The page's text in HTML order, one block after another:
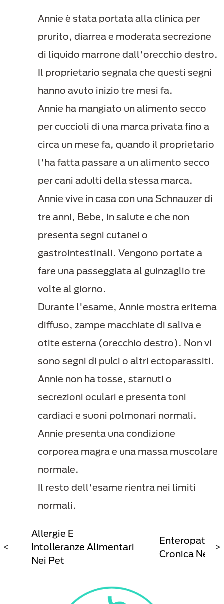
Annie è stata portata alla clinica per
prurito, diarrea e moderata secrezione
di liquido marrone dall'orecchio destro.
Il proprietario segnala che questi segni
hanno avuto inizio tre mesi fa.
Annie ha mangiato un alimento secco
per cuccioli di una marca privata fino a
circa un mese fa, quando il proprietario
l'ha fatta passare a un alimento secco
per cani adulti della stessa marca.
Annie vive in casa con una Schnauzer di
tre anni, Bebe, in salute e che non
presenta segni cutanei o
gastrointestinali. Vengono portate a
fare una passeggiata al guinzaglio tre
volte al giorno.
Durante l'esame, Annie mostra eritema
diffuso, zampe macchiate di saliva e
otite esterna (orecchio destro). Non vi
sono segni di pulci o altri ectoparassiti.
Annie non ha tosse, starnuti o
secrezioni oculari e presenta toni
cardiaci e suoni polmonari normali.
Annie presenta una condizione
corporea magra e una massa muscolare
normale.
Il resto dell'esame rientra nei limiti
normali.
< >
Allergie E
Intolleranze Alimentari
Nei Pet
Enteropatia
Cronica Nei